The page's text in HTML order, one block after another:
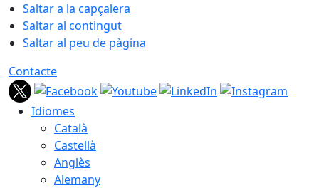
Saltar a la capçalera
Saltar al contingut
Saltar al peu de pàgina
Contacte
Idiomes
Català
Castellà
Anglès
Alemany